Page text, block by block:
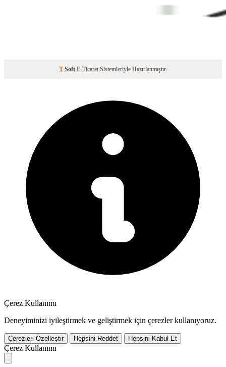
T-Soft E-Ticaret Sistemleriyle Hazırlanmıştır.
Çerez Kullanımı
Deneyiminizi iyileştirmek ve geliştirmek için çerezler kullanıyoruz.
Çerezleri Özelleştir Hepsini Reddet Hepsini Kabul Et
Çerez Kullanımı